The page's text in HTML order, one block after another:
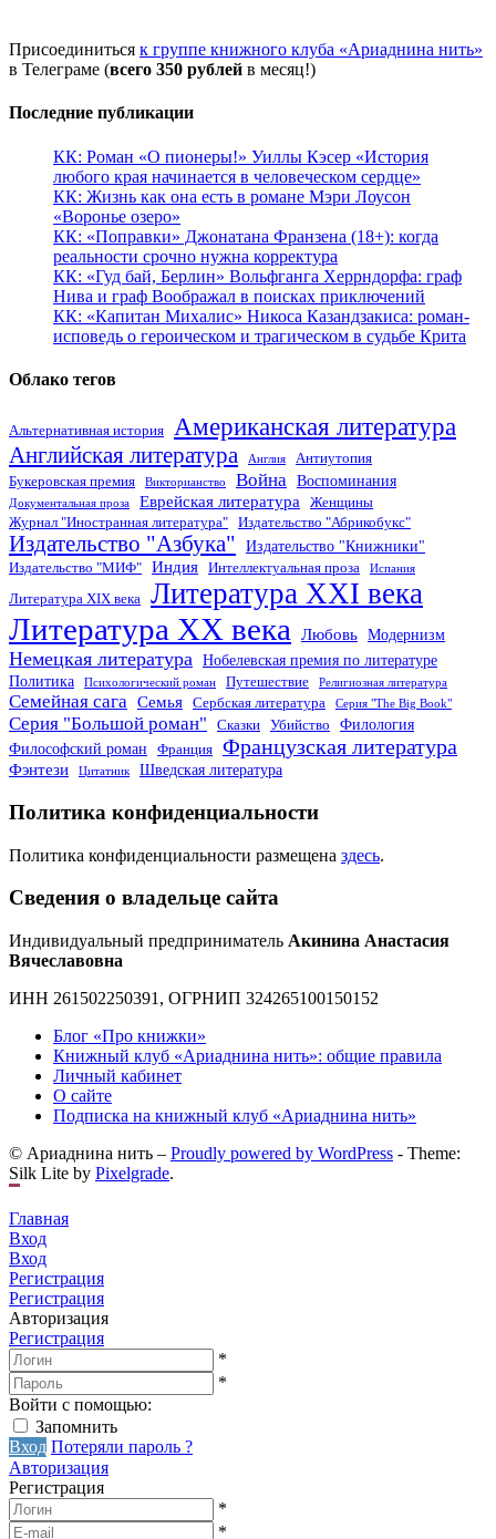
Присоединиться к группе книжного клуба «Ариаднина нить»
в Телеграме (всего 350 рублей в месяц!)
Последние публикации
КК: Роман «О пионеры!» Уиллы Кэсер «История
любого края начинается в человеческом сердце»
КК: Жизнь как она есть в романе Мэри Лоусон
«Воронье озеро»
КК: «Поправки» Джонатана Франзена (18+): когда
реальности срочно нужна корректура
КК: «Гуд бай, Берлин» Вольфганга Херрндорфа: граф
Нива и граф Воображал в поисках приключений
КК: «Капитан Михалис» Никоса Казандзакиса: роман-
исповедь о героическом и трагическом в судьбе Крита
Облако тегов
Альтернативная история Американская литература
Английская литература Англия
Антиутопия
Букеровская премия
Викторианство Война Воспоминания
Документальная проза Еврейская литература
Женщины
Журнал "Иностранная литература"
Издательство "Абрикобукс"
Издательство "Азбука" Издательство "Книжники"
Издательство "МИФ" Индия Интеллектуальная проза Испания
Литература XIX века Литература XXI века
Литература XX века Любовь Модернизм
Немецкая литература Нобелевская премия по литературе
Политика
Психологический роман Путешествие Религиозная литература
Семейная сага Семья Сербская литература Серия "The Big Book"
Серия "Большой роман" Сказки Убийство
Филология
Философский роман
Франция Французская литература
Фэнтези Цитатник Шведская литература
Политика конфиденциальности
Политика конфиденциальности размещена здесь.
Сведения о владельце сайта
Индивидуальный предприниматель Акинина Анастасия
Вячеславовна
ИНН 261502250391, ОГРНИП 324265100150152
Блог «Про книжки»
Книжный клуб «Ариаднина нить»: общие правила
Личный кабинет
О сайте
Подписка на книжный клуб «Ариаднина нить»
© Ариаднина нить – Proudly powered by WordPress - Theme:
Silk Lite by Pixelgrade.
Главная
Вход
Вход
Регистрация
Регистрация
Авторизация
Регистрация
*
*
Войти с помощью:
Запомнить
Вход Потеряли пароль ?
Авторизация
Регистрация
*
*